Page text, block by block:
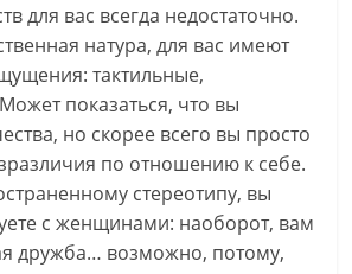
для вас всегда недостаточно.
натура, для вас имеют
тактильные,
показаться, что вы
но скорее всего вы просто
по отношению к себе.
стереотипу, вы
с женщинами: наоборот, вам
дружба… возможно, потому,